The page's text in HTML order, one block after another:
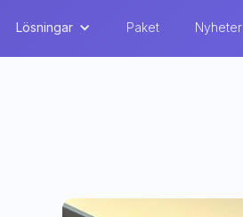
Lösningar Paket Nyheter